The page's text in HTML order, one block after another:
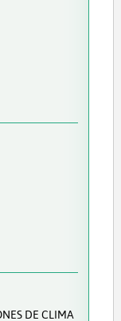
DE CLIMA